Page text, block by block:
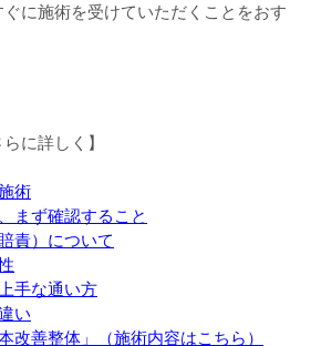
に施術を受けていただくことをおす
に詳しく】
術
まず確認すること
責）について
手な通い方
い
改善整体」（施術内容はこちら）